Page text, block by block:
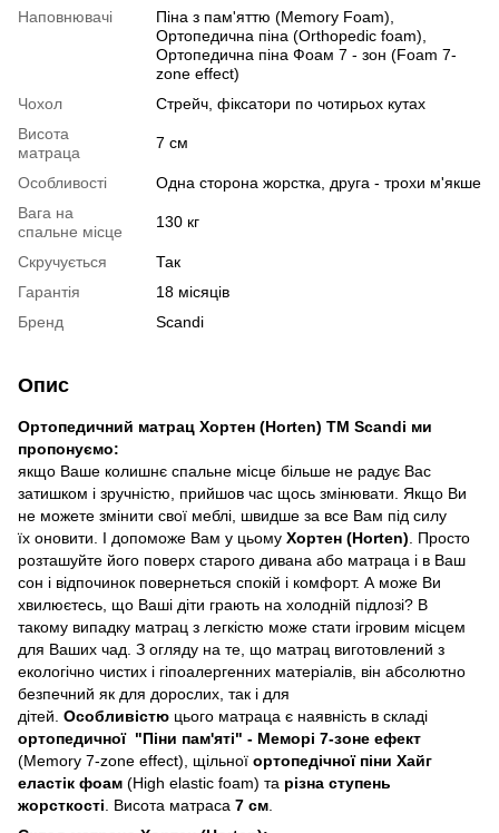
Наповнювачі
Піна з пам'яттю (Memory Foam),
Ортопедична піна (Orthopedic foam),
Ортопедична піна Фоам 7 - зон (Foam 7-
zone effect)
Чохол
Стрейч, фіксатори по чотирьох кутах
Висота
матраца
7 см
Особливості
Одна сторона жорстка, друга - трохи м'якше
Вага на
спальне місце
130 кг
Скручується
Так
Гарантія
18 місяців
Бренд
Scandi
Опис
Ортопедичний матрац Хортен (Horten) ТМ Scandi ми
пропонуємо:
якщо Ваше колишнє спальне місце більше не радує Вас
затишком і зручністю, прийшов час щось змінювати. Якщо Ви
не можете змінити свої меблі, швидше за все Вам під силу
їх оновити. І допоможе Вам у цьому Хортен (Horten) . Просто
розташуйте його поверх старого дивана або матраца і в Ваш
сон і відпочинок повернеться спокій і комфорт. А може Ви
хвилюєтесь, що Ваші діти грають на холодній підлозі? В
такому випадку матрац з легкістю може стати ігровим місцем
для Ваших чад. З огляду на те, що матрац виготовлений з
екологічно чистих і гіпоалергенних матеріалів, він абсолютно
безпечний як для дорослих, так і для
дітей. Особливістю цього матраца є наявність в складі
ортопедичної "Піни пам'яті" - Меморі 7-зоне ефект
(Memory 7-zone effect), щільної ортопедічної піни Хайг
еластік фоам (High elastic foam) та різна ступень
жорсткості . Висота матраса 7 см